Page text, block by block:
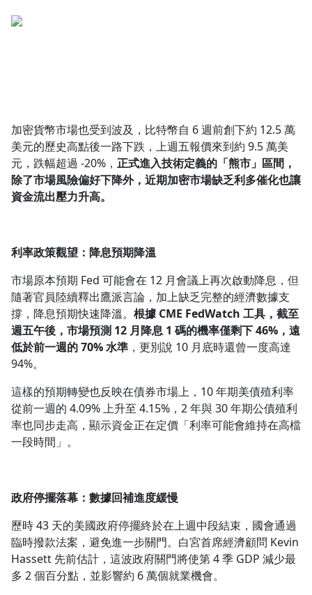
加密貨幣市場也受到波及，比特幣自 6 週前創下約 12.5 萬
美元的歷史高點後一路下跌，上週五報價來到約 9.5 萬美
元，跌幅超過 -20%， 正式進入技術定義的「熊市」區間，
除了市場風險偏好下降外，近期加密市場缺乏利多催化也讓
資金流出壓力升高。
利率政策觀望：降息預期降溫
市場原本預期 Fed 可能會在 12 月會議上再次啟動降息，但
隨著官員陸續釋出鷹派言論，加上缺乏完整的經濟數據支
撐，降息預期快速降溫。 根據 CME FedWatch 工具，截至
週五午後，市場預測 12 月降息 1 碼的機率僅剩下 46%，遠
低於前一週的 70% 水準 ，更別說 10 月底時還曾一度高達
94%。
這樣的預期轉變也反映在債券市場上，10 年期美債殖利率
從前一週的 4.09% 上升至 4.15%，2 年與 30 年期公債殖利
率也同步走高，顯示資金正在定價「利率可能會維持在高檔
一段時間」。
政府停擺落幕：數據回補進度緩慢
歷時 43 天的美國政府停擺終於在上週中段結束，國會通過
臨時撥款法案，避免進一步關門。白宮首席經濟顧問 Kevin
Hassett 先前估計，這波政府關門將使第 4 季 GDP 減少最
多 2 個百分點，並影響約 6 萬個就業機會。